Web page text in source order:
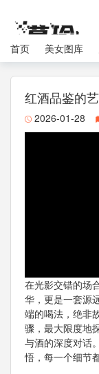
首页 美女图库
红酒品鉴的
2026-01-28
在光影交错的场
华，更是一套源
端的喝法，绝非
骤，最大限度地
与酒的深度对话
悟，每一个细节